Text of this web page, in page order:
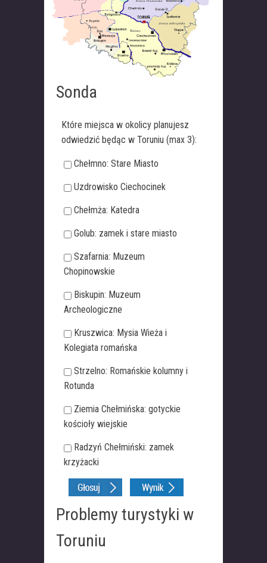
Sonda
Które miejsca w okolicy planujesz
odwiedzić będąc w Toruniu (max 3):
Chełmno: Stare Miasto
Uzdrowisko Ciechocinek
Chełmża: Katedra
Golub: zamek i stare miasto
Szafarnia: Muzeum
Chopinowskie
Biskupin: Muzeum
Archeologiczne
Kruszwica: Mysia Wieża i
Kolegiata romańska
Strzelno: Romańskie kolumny i
Rotunda
Ziemia Chełmińska: gotyckie
kościoły wiejskie
Radzyń Chełmiński: zamek
krzyżacki
Problemy turystyki w
Toruniu